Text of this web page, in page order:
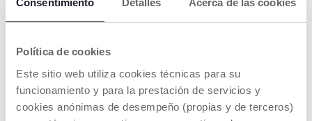
Consentimiento Detalles Acerca de las cookies
Política de cookies
Este sitio web utiliza cookies técnicas para su
funcionamiento y para la prestación de servicios y
cookies anónimas de desempeño (propias y de terceros)